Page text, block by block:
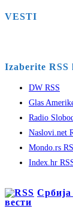
VESTI
Izaberite RSS
DW RSS
Glas
Radio
Naslovi.net
Mondo.rs
Index.hr
Србија
вести